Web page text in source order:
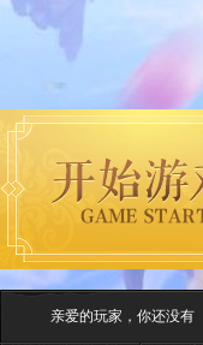
亲爱的玩家，你还没有